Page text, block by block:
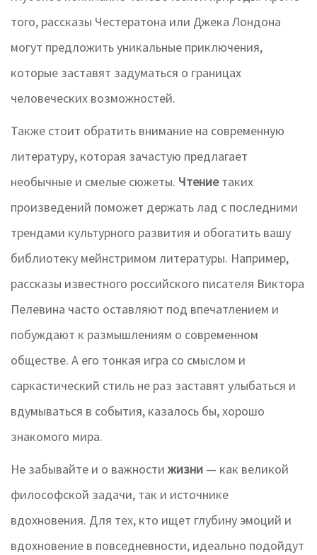
того, рассказы Честератона или Джека Лондона
могут предложить уникальные приключения,
которые заставят задуматься о границах
человеческих возможностей.
Также стоит обратить внимание на современную
литературу, которая зачастую предлагает
необычные и смелые сюжеты. Чтениетаких
произведений поможет держать лад с последними
трендами культурного развития и обогатить вашу
библиотеку мейнстримом литературы. Например,
рассказы известного российского писателя Виктора
Пелевина часто оставляют под впечатлением и
побуждают к размышлениям о современном
обществе. А его тонкая игра со смыслом и
саркастический стиль не раз заставят улыбаться и
вдумываться в события, казалось бы, хорошо
знакомого мира.
Не забывайте и о важностижизни — как великой
философской задачи, так и источнике
вдохновения. Для тех, кто ищет глубину эмоций и
вдохновение в повседневности, идеально подойдут